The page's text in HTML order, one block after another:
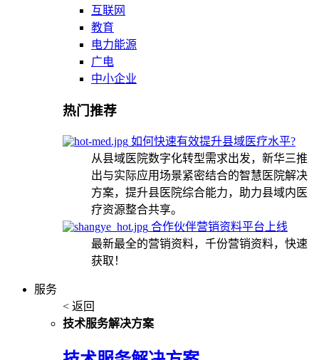
互联网
教育
电力能源
广电
中小企业
热门推荐
如何快速有效提升县域医疗水平?
从县域医院数字化转型需求出发，新华三推
出与实际应用场景紧密结合的智慧医院解决
方案，提升县医院综合能力，助力县域内医
疗资源整合共享。
合作伙伴营销资料平台上线
最新最全的营销资料，千份营销资料，快速
获取！
服务
< 返回
技术服务解决方案